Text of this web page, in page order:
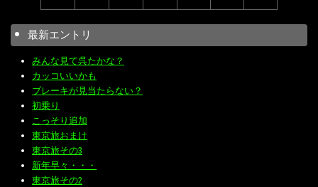
最新エントリ
みんな見て呉たかな？
カッコいいかも
ブレーキが見当たらない？
初乗り
こっそり追加
東京旅おまけ
東京旅その3
新年早々・・・
東京旅その2